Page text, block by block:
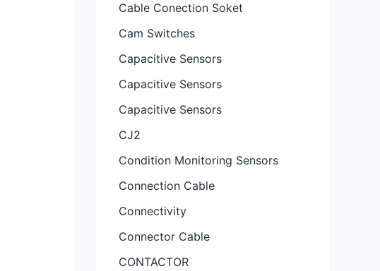
Cable Conection Soket
Cam Switches
Capacitive Sensors
Capacitive Sensors
Capacitive Sensors
CJ2
Condition Monitoring Sensors
Connection Cable
Connectivity
Connector Cable
CONTACTOR